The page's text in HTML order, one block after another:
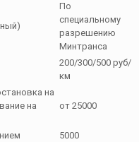
По
специальному
разрешению
Минтранса
200/300/500 руб/
км
на
на
от 25000
5000